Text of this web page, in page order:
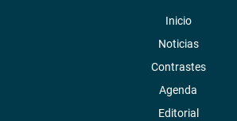
Inicio
Noticias
Contrastes
Agenda
Editorial